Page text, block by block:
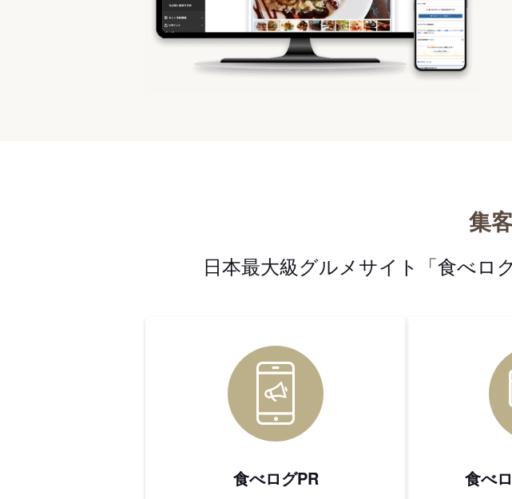
集
日本最大級グルメサイト「食べロ
食べログPR 食べ